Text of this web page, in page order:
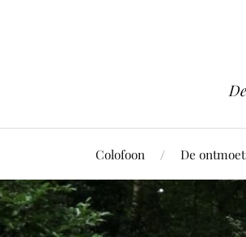
Colofoon De